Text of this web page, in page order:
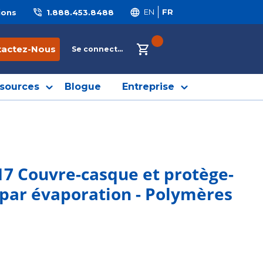
1.888.453.8488 EN FR
Nous Se connecter
Blogue Entreprise
Couvre-casque et protège-
évaporation - Polymères